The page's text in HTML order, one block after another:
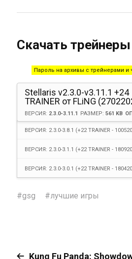
Скачать
Пароль на архивы с трейнерами
Stellaris v2.3.0-v3.11.1 +24
TRAINER от FLiNG
ВЕРСИЯ: 2.3.0-3.11.1 РАЗМЕР: 561 KB
ВЕРСИЯ: 2.3.0-3.8.1 (+22 TRAINER -
ВЕРСИЯ: 2.3.0-3.1.1 (+22 TRAINER -
ВЕРСИЯ: 2.3.0-3.0.1 (+22 TRAINER -
#gsg #лучшие игры
Kung Fu Panda: